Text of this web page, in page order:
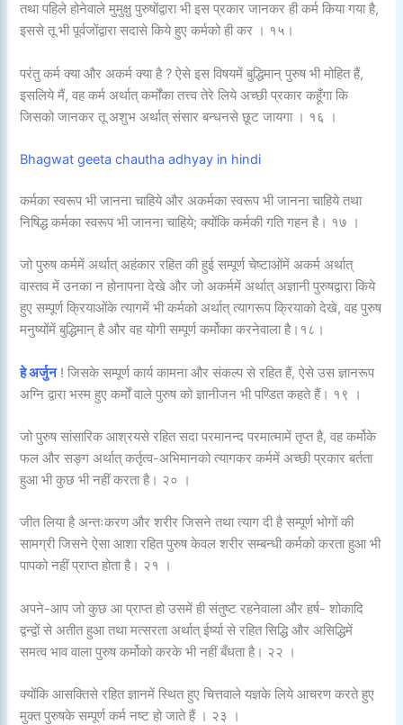
तथा पहिले होनेवाले मुमुक्षु पुरुषोंद्वारा भी इस प्रकार जानकर ही कर्म किया गया है,
इससे तू भी पूर्वजोंद्वारा सदासे किये हुए कर्मको ही कर । १५।
परंतु कर्म क्या और अकर्म क्या है ? ऐसे इस विषयमें बुद्धिमान् पुरुष भी मोहित हैं,
इसलिये मैं, वह कर्म अर्थात् कर्मोंका तत्त्व तेरे लिये अच्छी प्रकार कहूँगा कि
जिसको जानकर तू अशुभ अर्थात् संसार बन्धनसे छूट जायगा । १६ ।
Bhagwat geeta chautha adhyay in hindi
कर्मका स्वरूप भी जानना चाहिये और अकर्मका स्वरूप भी जानना चाहिये तथा
निषिद्ध कर्मका स्वरूप भी जानना चाहिये; क्योंकि कर्मकी गति गहन है। १७ ।
जो पुरुष कर्ममें अर्थात् अहंकार रहित की हुई सम्पूर्ण चेष्टाओंमें अकर्म अर्थात्
वास्तव में उनका न होनापना देखे और जो अकर्ममें अर्थात् अज्ञानी पुरुषद्वारा किये
हुए सम्पूर्ण क्रियाओंके त्यागमें भी कर्मको अर्थात् त्यागरूप क्रियाको देखे, वह पुरुष
मनुष्योंमें बुद्धिमान् है और वह योगी सम्पूर्ण कर्मोका करनेवाला है।१८।
हे अर्जुन! जिसके सम्पूर्ण कार्य कामना और संकल्प से रहित हैं, ऐसे उस ज्ञानरूप
अग्नि द्वारा भस्म हुए कर्मों वाले पुरुष को ज्ञानीजन भी पण्डित कहते हैं। १९ ।
जो पुरुष सांसारिक आश्रयसे रहित सदा परमानन्द परमात्मामें तृप्त है, वह कर्मोके
फल और सङ्ग अर्थात् कर्तृत्व-अभिमानको त्यागकर कर्ममें अच्छी प्रकार बर्तता
हुआ भी कुछ भी नहीं करता है। २० ।
जीत लिया है अन्तःकरण और शरीर जिसने तथा त्याग दी है सम्पूर्ण भोगों की
सामग्री जिसने ऐसा आशा रहित पुरुष केवल शरीर सम्बन्धी कर्मको करता हुआ भी
पापको नहीं प्राप्त होता है। २१ ।
अपने-आप जो कुछ आ प्राप्त हो उसमें ही संतुष्ट रहनेवाला और हर्ष- शोकादि
द्वन्द्वों से अतीत हुआ तथा मत्सरता अर्थात् ईर्ष्या से रहित सिद्धि और असिद्धिमें
समत्व भाव वाला पुरुष कर्मोको करके भी नहीं बँधता है। २२ ।
क्योंकि आसक्तिसे रहित ज्ञानमें स्थित हुए चित्तवाले यज्ञके लिये आचरण करते हुए
मुक्त पुरुषके सम्पूर्ण कर्म नष्ट हो जाते हैं । २३ ।